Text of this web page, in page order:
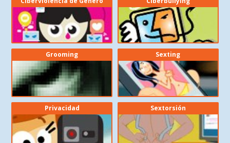
Grooming Sexting
Privacidad Sextorsión